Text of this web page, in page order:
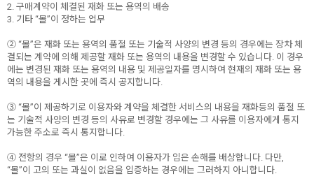
2. 구매계약이 체결된 재화 또는 용역의 배송
3. 기타 “몰”이 정하는 업무
② “몰”은 재화 또는 용역의 품절 또는 기술적 사양의 변경 등의 경우에는 장차 체
결되는 계약에 의해 제공할 재화 또는 용역의 내용을 변경할 수 있습니다. 이 경우
에는 변경된 재화 또는 용역의 내용 및 제공일자를 명시하여 현재의 재화 또는 용
역의 내용을 게시한 곳에 즉시 공지합니다.
③ “몰”이 제공하기로 이용자와 계약을 체결한 서비스의 내용을 재화등의 품절 또
는 기술적 사양의 변경 등의 사유로 변경할 경우에는 그 사유를 이용자에게 통지
가능한 주소로 즉시 통지합니다.
④ 전항의 경우 “몰”은 이로 인하여 이용자가 입은 손해를 배상합니다. 다만,
“몰”이 고의 또는 과실이 없음을 입증하는 경우에는 그러하지 아니합니다.